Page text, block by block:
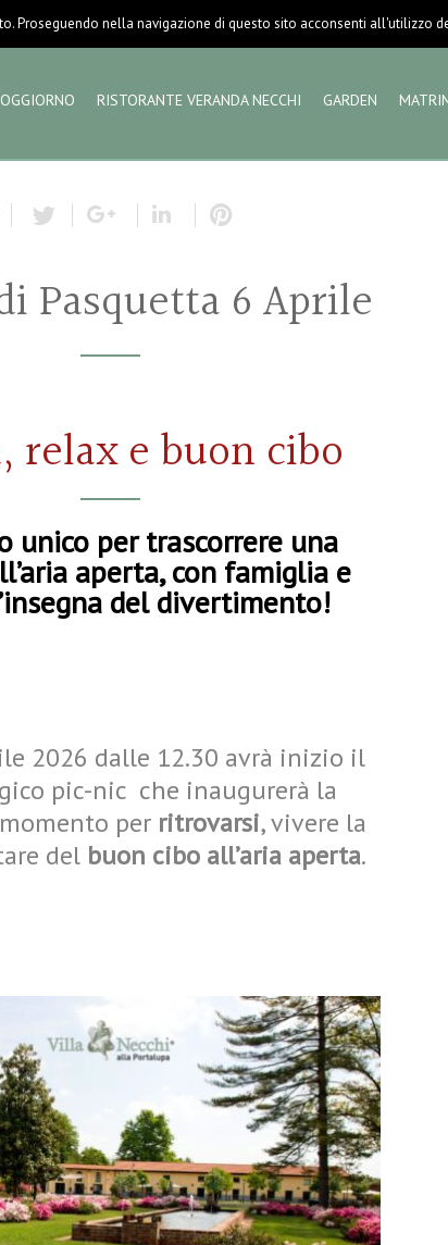
RISTORANTE VERANDA NECCHI GARDEN
Pasquetta 6 Aprile
relax e buon cibo
unico per trascorrere una
aperta, con famiglia e
del divertimento!
2026 dalle 12.30 avrà inizio il
pic-nic che inaugurerà la
per ritrovarsi, vivere la
del buon cibo all’aria aperta.
Proseguendo nella navigazione di questo sito acconsenti all'utilizzo